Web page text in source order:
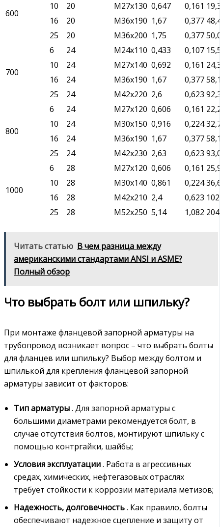
600
10
20 М27х130 0,647 0,161
16
20 М36х190 1,67 0,377
25
20 М36х200 1,75 0,377
700
6 24 М24х110 0,433 0,107
10
24 М27х140 0,692 0,161
16
24 М36х190 1,67 0,377
25
24 М42х220 2,6 0,623
800
6 24 М27х120 0,606 0,161
10
24 М30х150 0,916 0,224
16
24 М36х190 1,67 0,377
25
24 М42х230 2,63 0,623
1000
6 28 М27х120 0,606 0,161
10
28 М30х140 0,861 0,224
16
28 М42х210 2,4 0,623
25
28 М52х250 5,14 1,082
Читать статью В чем разница между
американскими стандартами ANSI и ASME?
Полный обзор
Что выбрать болт или шпильку?
При монтаже фланцевой запорной арматуры на
трубопровод возникает вопрос – что выбрать болты
для фланцев или шпильку? Выбор между болтом и
шпилькой для крепления фланцевой запорной
арматуры зависит от факторов:
Тип арматуры. Для запорной арматуры с
большими диаметрами рекомендуется болт, в
случае отсутствия болтов, монтируют шпильку с
помощью контргайки, шайбы;
Условия эксплуатации. Работа в агрессивных
средах, химических, нефтегазовых отраслях
требует стойкости к коррозии материала метизов;
Надежность, долговечность. Как правило, болты
обеспечивают надежное сцепление и защиту от